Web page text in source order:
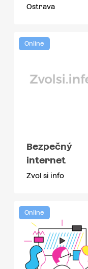
Ostrava
Online
Bezpečný
internet
Zvol si info
Online